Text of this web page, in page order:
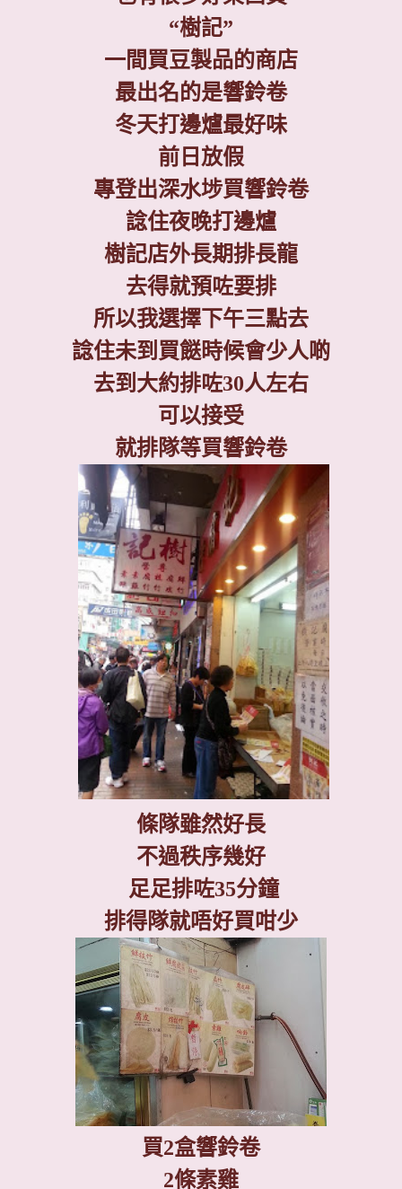
“樹記”
一間買豆製品的商店
最出名的是響鈴卷
冬天打邊爐最好味
前日放假
專登出深水埗買響鈴卷
諗住夜晚打邊爐
樹記店外長期排長龍
去得就預咗要排
所以我選擇下午三點去
諗住未到買餸時候會少人啲
去到大約排咗30人左右
可以接受
就排隊等買響鈴卷
條隊雖然好長
不過秩序幾好
足足排咗35分鐘
排得隊就唔好買咁少
買2盒響鈴卷
2條素雞